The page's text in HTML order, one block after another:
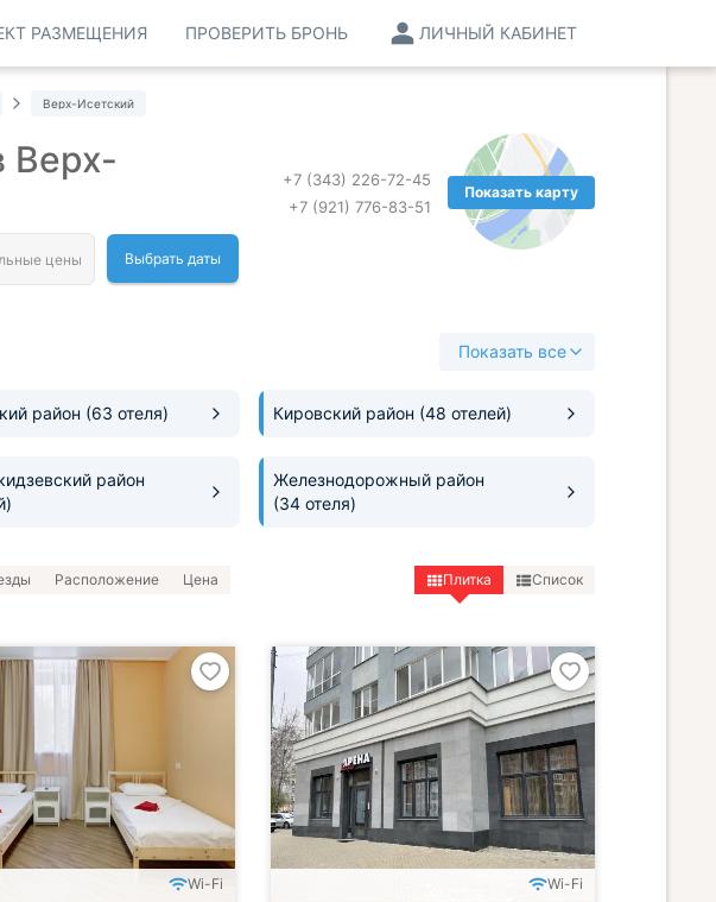
ЛИЧНЫЙ КАБИНЕТ
ПРОВЕРИТЬ БРОНЬ
РАЗМЕЩЕНИЯ
Верх-Исетский
Показать карту
+7 (343) 226-72-45
+7 (921) 776-83-51
Верх-
Выбрать даты
Показать все
район (63 отеля) Кировский район (48 отелей)
район
Железнодорожный район
(34 отеля)
Расположение Цена Плитка Список
Wi-Fi Wi-Fi